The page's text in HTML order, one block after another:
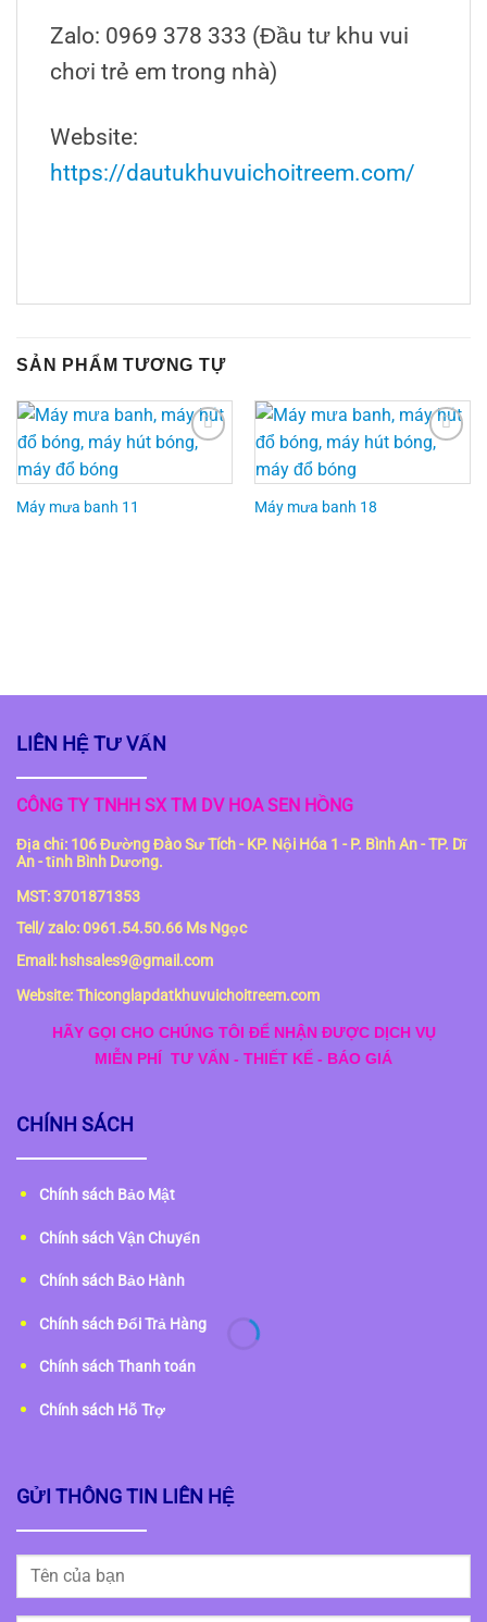
Zalo: 0969 378 333 (Đầu tư khu vui
chơi trẻ em trong nhà)
Website:
https://dautukhuvuichoitreem.com/
SẢN PHẨM TƯƠNG TỰ
Add to
Máy mưa banh 11
Add to
Máy mưa banh 18
LIÊN HỆ TƯ VẤN
CÔNG TY TNHH SX TM DV HOA SEN HỒNG
Địa chỉ: 106 Đường Đào Sư Tích - KP. Nội Hóa 1 - P. Bình An - TP. Dĩ
An - tỉnh Bình Dương.
MST: 3701871353
Tell/ zalo: 0961.54.50.66 Ms Ngọc
Email: hshsales9@gmail.com
Website: Thiconglapdatkhuvuichoitreem.com
HÃY GỌI CHO CHÚNG TÔI ĐỂ NHẬN ĐƯỢC DỊCH VỤ
MIỄN PHÍ TƯ VẤN - THIẾT KẾ - BÁO GIÁ
CHÍNH SÁCH
Chính sách Bảo Mật
Chính sách Vận Chuyển
Chính sách Bảo Hành
Chính sách Đổi Trả Hàng
Chính sách Thanh toán
Chính sách Hỗ Trợ
GỬI THÔNG TIN LIÊN HỆ